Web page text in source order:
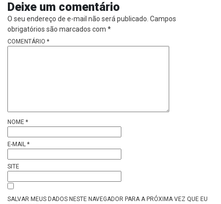
Deixe um comentário
O seu endereço de e-mail não será publicado. Campos
obrigatórios são marcados com *
COMENTÁRIO *
NOME *
E-MAIL *
SITE
SALVAR MEUS DADOS NESTE NAVEGADOR PARA A PRÓXIMA VEZ QUE EU